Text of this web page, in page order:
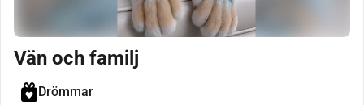
Vän och familj
Drömmar